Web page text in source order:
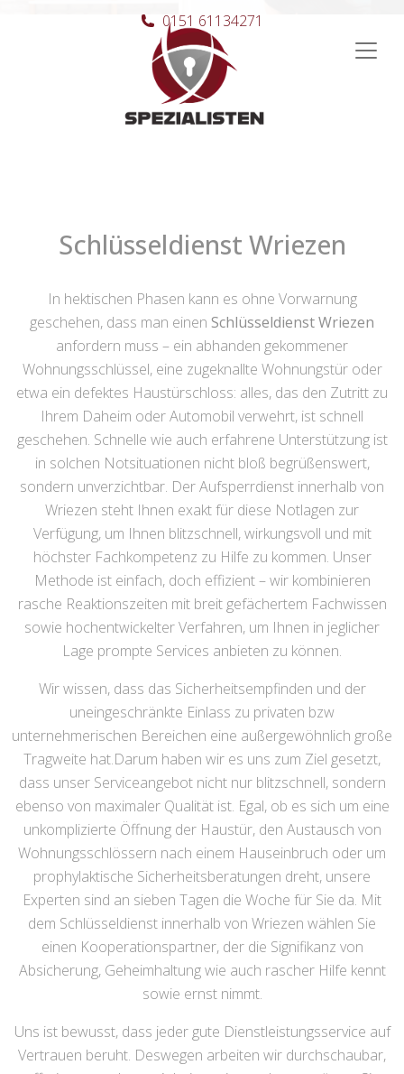
Hauptnavigation
0151 61134271
Schlüsseldienst Wriezen
In hektischen Phasen kann es ohne Vorwarnung
geschehen, dass man einen Schlüsseldienst Wriezen
anfordern muss – ein abhanden gekommener
Wohnungsschlüssel, eine zugeknallte Wohnungstür oder
etwa ein defektes Haustürschloss: alles, das den Zutritt zu
Ihrem Daheim oder Automobil verwehrt, ist schnell
geschehen. Schnelle wie auch erfahrene Unterstützung ist
in solchen Notsituationen nicht bloß begrüßenswert,
sondern unverzichtbar. Der Aufsperrdienst innerhalb von
Wriezen steht Ihnen exakt für diese Notlagen zur
Verfügung, um Ihnen blitzschnell, wirkungsvoll und mit
höchster Fachkompetenz zu Hilfe zu kommen. Unser
Methode ist einfach, doch effizient – wir kombinieren
rasche Reaktionszeiten mit breit gefächertem Fachwissen
sowie hochentwickelter Verfahren, um Ihnen in jeglicher
Lage prompte Services anbieten zu können.
Wir wissen, dass das Sicherheitsempfinden und der
uneingeschränkte Einlass zu privaten bzw
unternehmerischen Bereichen eine außergewöhnlich große
Tragweite hat.Darum haben wir es uns zum Ziel gesetzt,
dass unser Serviceangebot nicht nur blitzschnell, sondern
ebenso von maximaler Qualität ist. Egal, ob es sich um eine
unkomplizierte Öffnung der Haustür, den Austausch von
Wohnungsschlössern nach einem Hauseinbruch oder um
prophylaktische Sicherheitsberatungen dreht, unsere
Experten sind an sieben Tagen die Woche für Sie da. Mit
dem Schlüsseldienst innerhalb von Wriezen wählen Sie
einen Kooperationspartner, der die Signifikanz von
Absicherung, Geheimhaltung wie auch rascher Hilfe kennt
sowie ernst nimmt.
Uns ist bewusst, dass jeder gute Dienstleistungsservice auf
Vertrauen beruht. Deswegen arbeiten wir durchschaubar,